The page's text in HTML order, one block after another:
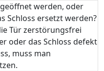
werden, oder
Schloss ersetzt werden?
Tür zerstörungsfrei
oder das Schloss defekt
muss man